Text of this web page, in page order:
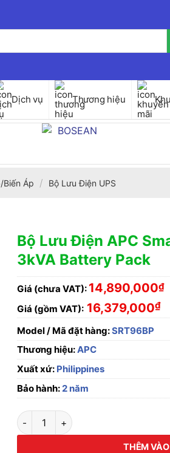
Dịch vụ Thương hiệu
Biến Áp / Bộ Lưu Điện UPS
Bộ Lưu Điện APC
3kVA Battery Pack
Giá (chưa VAT): 14,890,000₫
Giá (gồm VAT): 16,379,000₫
Model / Mã đặt hàng:SRT96BP
Thương hiệu:APC
Xuất xứ: Philippines
Bảo hành:2 năm
Bộ Lưu Điện APC Smart-UPS SRT
THÊM